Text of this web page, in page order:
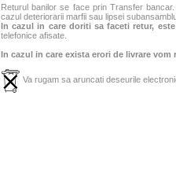
Returul banilor se face prin Transfer
cazul deteriorarii marfii sau lipsei
In cazul in care doriti sa faceti retur,
telefonice afisate.
In cazul in care exista erori de livrare
Va rugam sa aruncati deseurile